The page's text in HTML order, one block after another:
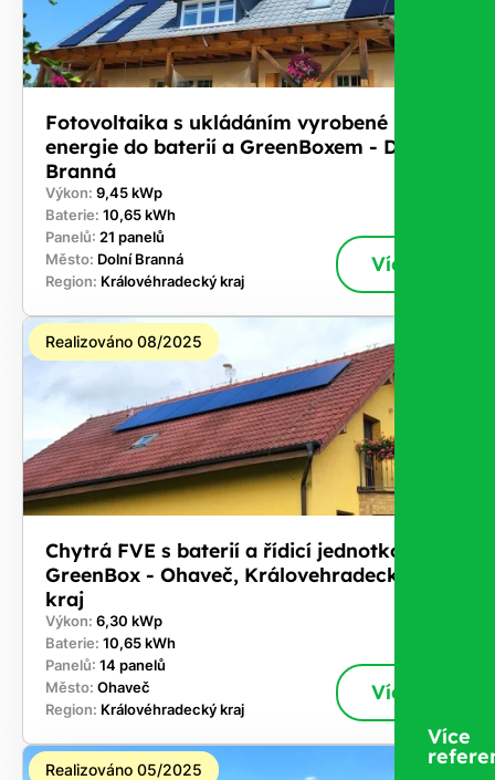
Fotovoltaika s ukládáním vyrobené
energie do baterií a GreenBoxem - Dolní
Branná
Výkon: 9,45 kWp
Baterie: 10,65 kWh
Panelů: 21 panelů
Město: Dolní Branná
Region: Královéhradecký kraj
Více
Realizováno 08/2025
Chytrá FVE s baterií a řídicí jednotkou
GreenBox - Ohaveč, Královehradecký
kraj
Výkon: 6,30 kWp
Baterie: 10,65 kWh
Panelů: 14 panelů
Město: Ohaveč
Region: Královéhradecký kraj
Více
Realizováno 05/2025
Více